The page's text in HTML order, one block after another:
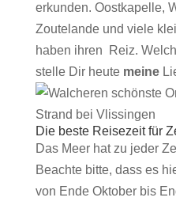
erkunden. Oostkapelle,
Zoutelande und viele
haben ihren Reiz.
stelle Dir heute meine
Strand bei Vlissingen
Die beste Reisezeit für
Das Meer hat zu jeder
Beachte bitte, dass es
von Ende Oktober bis